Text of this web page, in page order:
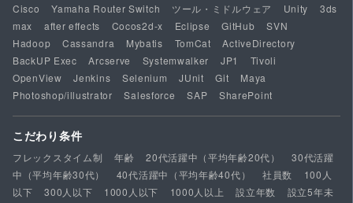
Cisco
Yamaha Router Switch ツール・ミドルウェア Unity
3ds
max
after effects Cocos2d-x Eclipse GitHub
SVN
Hadoop
Cassandra Mybatis TomCat
ActiveDirectory
BackUP Exec
Arcserve Systemwalker JP1
Tivoli
OpenView
Jenkins Selenium JUnit Git
Maya
Photoshop/illustrator
Salesforce SAP SharePoint
こだわり条件
フレックスタイム制 年齢 20代活躍中（平均年齢20代）
30代活躍
中（平均年齢30代）
40代活躍中（平均年齢40代） 社員数
100人
以下
300人以下 1000人以下 1000人以上 設立年数
設立5年未